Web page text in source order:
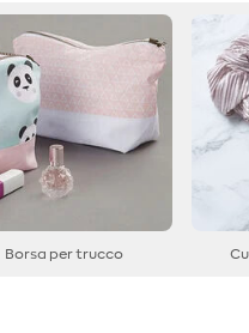
Borsa per trucco